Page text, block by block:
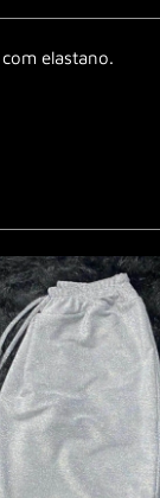
elastano.